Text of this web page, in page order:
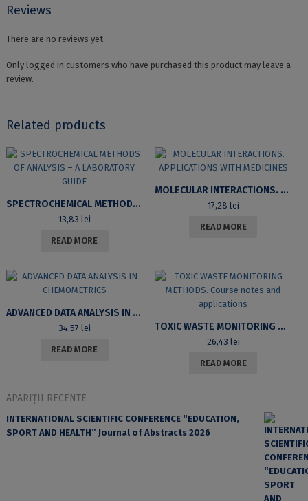
Reviews
There are no reviews yet.
Only logged in customers who have purchased this product may leave a
review.
Related products
SPECTROCHEMICAL METHODS OF ANALYSIS – A LABORATORY GUIDE
13,83 lei
READ MORE
MOLECULAR INTERACTIONS. APPLICATIONS WITH MEDICINES
17,28 lei
READ MORE
ADVANCED DATA ANALYSIS IN CHEMOMETRICS
34,57 lei
READ MORE
TOXIC WASTE MONITORING METHODS. COURSE NOTES AND APPLICATIONS
26,43 lei
READ MORE
APARIȚII RECENTE
INTERNATIONAL SCIENTIFIC CONFERENCE “EDUCATION,
SPORT AND HEALTH” Journal of Abstracts 2026